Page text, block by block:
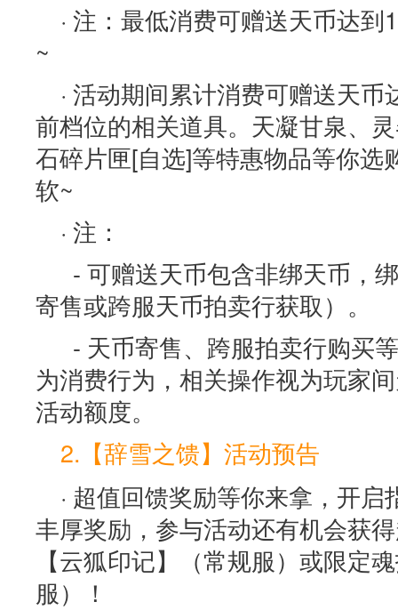
· 注：最低消费可赠送天币达
~
· 活动期间累计消费可赠送天
前档位的相关道具。天凝甘泉、
石碎片匣[自选]等特惠物品等你选
软~
· 注：
- 可赠送天币包含非绑天币，
寄售或跨服天币拍卖行获取）。
- 天币寄售、跨服拍卖行购买
为消费行为，相关操作视为玩家
活动额度。
2.【辞雪之馈】活动预告
· 超值回馈奖励等你来拿，开
丰厚奖励，参与活动还有机会获
【云狐印记】（常规服）或限定
服）！